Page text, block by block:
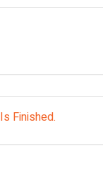
Finished.